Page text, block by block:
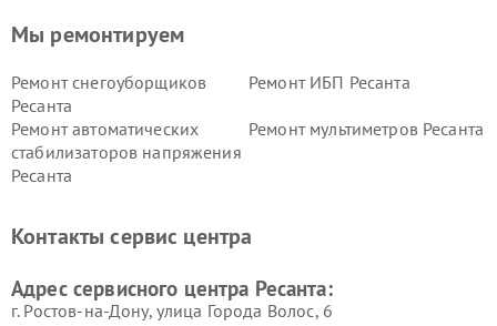
Мы ремонтируем
Ремонт снегоуборщиков
Ресанта
Ремонт ИБП Ресанта
Ремонт автоматических
стабилизаторов напряжения
Ресанта
Ремонт мультиметров Ресанта
Контакты сервис центра
Адрес сервисного центра Ресанта:
г. Ростов-на-Дону, улица Города Волос, 6